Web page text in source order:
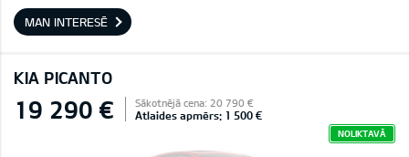
MAN INTERESĒ
KIA PICANTO
19 290 € Sākotnējā cena: 20 790 €
Atlaides apmērs: 1 500 €
NOLIKTAVĀ